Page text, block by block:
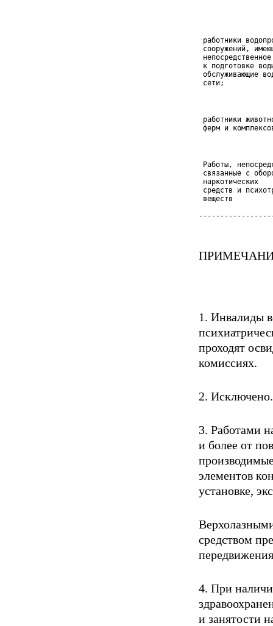
работники
сооружений,
к подготовке
обслуживающие
сети;
работники
ферм и
Работы,
связанные с
наркотических
средств и
веществ
1. Инвалиды
проходят
комиссиях.
2.
3. Работами
и более от
элементов
установке,
средством
4. При
и занятости